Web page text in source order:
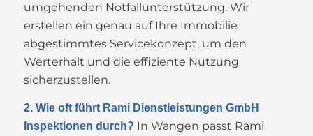
umgehenden Notfallunterstützung. Wir
erstellen ein genau auf Ihre Immobilie
abgestimmtes Servicekonzept, um den
Werterhalt und die effiziente Nutzung
sicherzustellen.
2. Wie oft führt Rami Dienstleistungen GmbH
Inspektionen durch? In Wangen passt Rami